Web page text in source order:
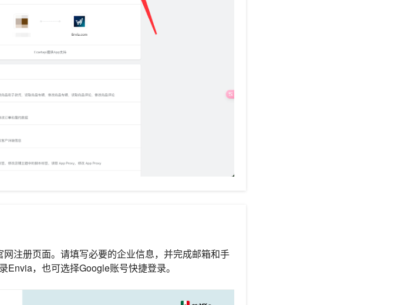
注册页面。请填写必要的企业信息，并完成邮箱和手
，也可选择Google账号快捷登录。